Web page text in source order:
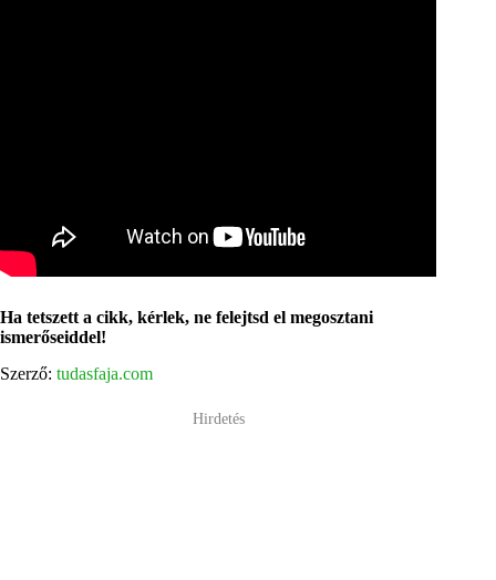
Ha tetszett a cikk, kérlek, ne felejtsd el megosztani
ismerőseiddel!
Szerző: tudasfaja.com
Hirdetés